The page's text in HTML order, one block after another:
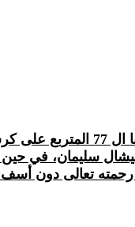
مقدمة التعليق/يا فرحتنا ويا سعدنا نحن الموارنة ورثة كل
سليمان، في حين
رحمته تعالى دون أسف